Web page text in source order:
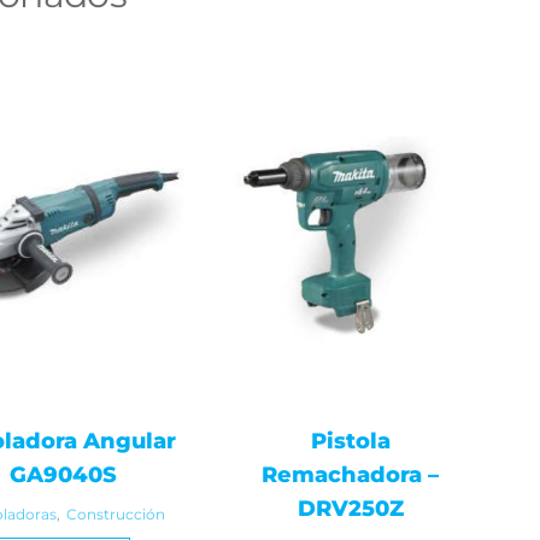
Angular
GA9040S
, Construcción
Pistola
Remachadora –
DRV250Z